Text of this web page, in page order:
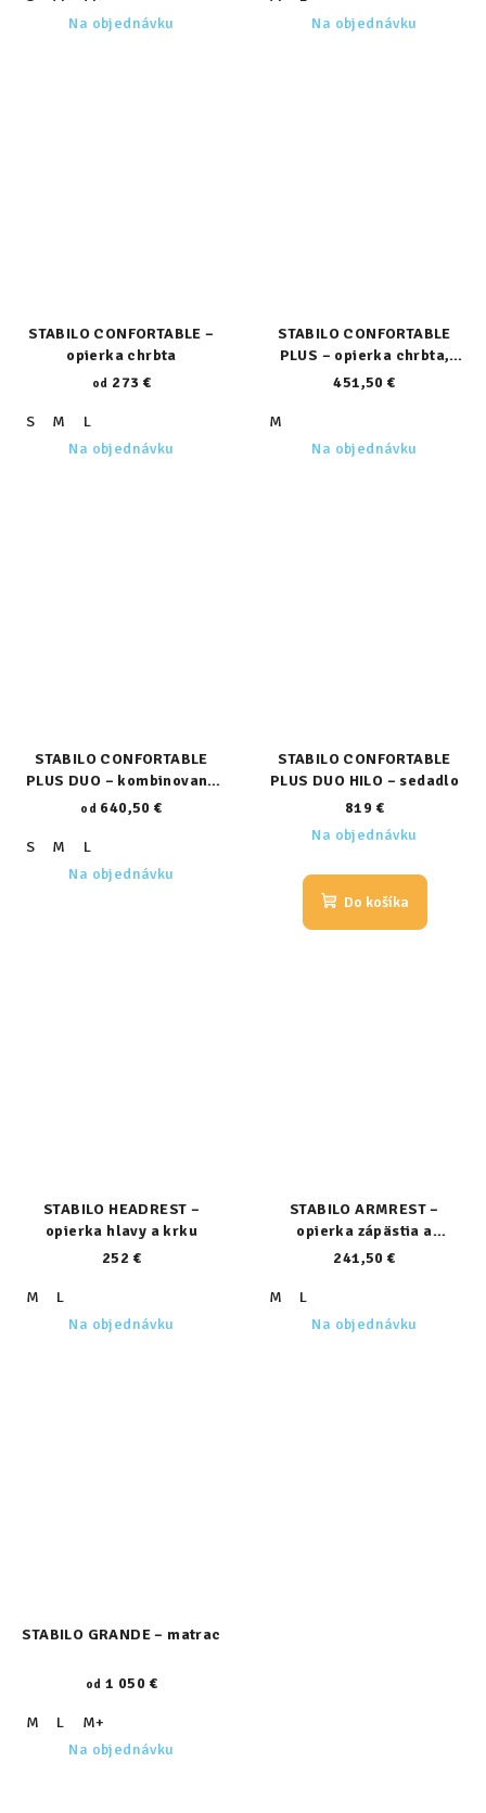
Na objednávku
Na objednávku
STABILO CONFORTABLE –
opierka chrbta
od 273 €
S M
L
Na objednávku
STABILO CONFORTABLE
PLUS – opierka chrbta,
hlavy a trupu
451,50 €
M
Na objednávku
STABILO CONFORTABLE
PLUS DUO – kombinované
sedadlo
od 640,50 €
S M
L
Na objednávku
STABILO CONFORTABLE
PLUS DUO HILO – sedadlo
819 €
Na objednávku
Do košíka
STABILO HEADREST –
opierka hlavy a krku
252 €
M
L
Na objednávku
STABILO ARMREST –
opierka zápästia a
predlaktia
241,50 €
M
L
Na objednávku
STABILO GRANDE – matrac
od 1 050 €
M L
M+
Na objednávku